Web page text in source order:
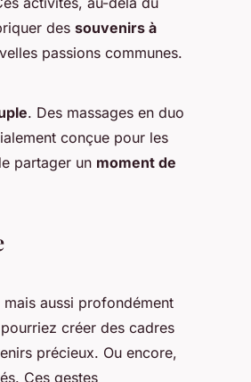
des souvenirs à
passions communes.
. Des massages en duo
conçue pour les
partager un moment de
aussi profondément
créer des cadres
précieux. Ou encore,
Ces gestes